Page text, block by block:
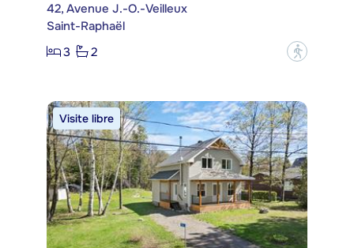
42, Avenue J.-O.-Veilleux
Saint-Raphaël
3
2 ?
Visite libre